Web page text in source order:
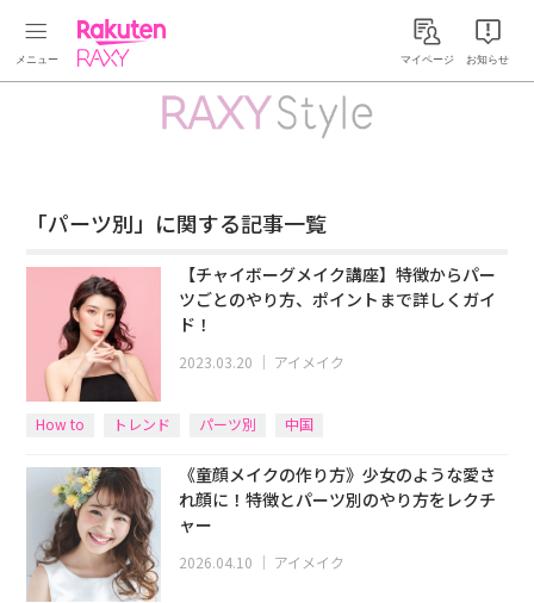
Rakuten RAXYマイページ お知らせ
「パーツ別」に関する記事一覧
【チャイボーグメイク講座】特徴からパー
ツごとのやり方、ポイントまで詳しくガイ
ド！
2023.03.20 ｜ アイメイク
How to トレンド パーツ別 中国
《童顔メイクの作り方》少女のような愛さ
れ顔に！特徴とパーツ別のやり方をレクチ
ャー
2026.04.10 ｜ アイメイク